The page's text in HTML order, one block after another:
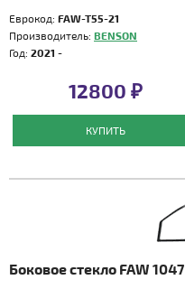
Еврокод: FAW-T55-21
Производитель: BENSON
Год: 2021 -
12800 ₽
КУПИТЬ
Боковое стекло FAW 1047